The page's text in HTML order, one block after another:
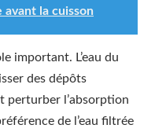
la cuisson
important. L’eau du
des dépôts
perturber l’absorption
de l’eau filtrée